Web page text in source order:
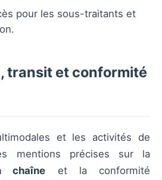
pour les sous-traitants et
transit et conformité
et les activités de
mentions précises sur la
chaîne et la conformité